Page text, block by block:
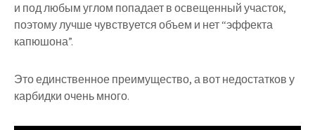
и под любым углом попадает в освещенный участок,
поэтому лучше чувствуется объем и нет “эффекта
капюшона”.
Это единственное преимущество, а вот недостатков у
карбидки очень много.